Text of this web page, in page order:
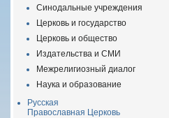
Синодальные учреждения
Церковь и государство
Церковь и общество
Издательства и СМИ
Межрелигиозный диалог
Наука и образование
Русская
Православная Церковь